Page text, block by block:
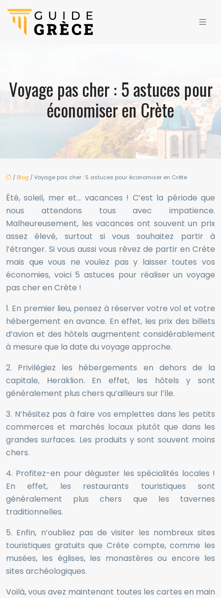
Voyage pas cher : 5 astuces pour
économiser en Crète
/ Blog / Voyage pas cher : 5 astuces pour économiser en Crète
Été, soleil, mer et… vacances ! C’est la période que
nous attendons tous avec impatience.
Malheureusement, les vacances ont souvent un prix
assez élevé, surtout si vous souhaitez partir à
l’étranger. Si vous aussi vous rêvez de partir en Crète
mais que vous ne voulez pas y laisser toutes vos
économies, voici 5 astuces pour réaliser un voyage
pas cher en Crète !
1. En premier lieu, pensez à réserver votre vol et votre
hébergement en avance. En effet, les prix des billets
d’avion et des hôtels augmentent considérablement
à mesure que la date du voyage approche.
2. Privilégiez les hébergements en dehors de la
capitale, Heraklion. En effet, les hôtels y sont
généralement plus chers qu’ailleurs sur l’île.
3. N’hésitez pas à faire vos emplettes dans les petits
commerces et marchés locaux plutôt que dans les
grandes surfaces. Les produits y sont souvent moins
chers.
4. Profitez-en pour déguster les spécialités locales !
En effet, les restaurants touristiques sont
généralement plus chers que les tavernes
traditionnelles.
5. Enfin, n’oubliez pas de visiter les nombreux sites
touristiques gratuits que Crète compte, comme les
musées, les églises, les monastères ou encore les
sites archéologiques.
Voilà, vous avez maintenant toutes les cartes en main